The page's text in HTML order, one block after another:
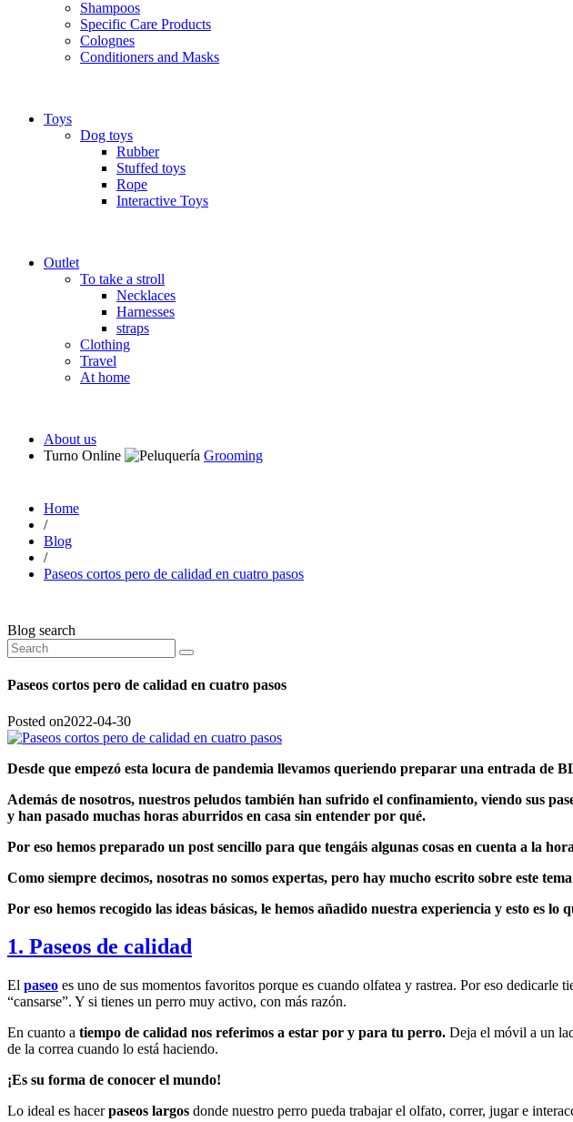
Shampoos
Specific Care Products
Colognes
Conditioners and Masks
Toys
Dog toys
Rubber
Stuffed toys
Rope
Interactive Toys
Outlet
To take a stroll
Necklaces
Harnesses
straps
Clothing
Travel
At home
About us
Turno Online
Grooming
Home
/
Blog
/
Paseos cortos pero de calidad en cuatro pasos
Blog search
Paseos cortos pero de calidad en cuatro pasos
Posted on2022-04-30
Desde que empezó esta locura de pandemia llevamos queriendo preparar una entrada
Además de nosotros, nuestros peludos también han sufrido el confinamiento, viendo sus
y han pasado muchas horas aburridos en casa sin entender por qué.
Por eso hemos preparado un post sencillo para que tengáis algunas cosas en cuenta a la
Como siempre decimos, nosotras no somos expertas, pero hay mucho escrito sobre este
Por eso hemos recogido las ideas básicas, le hemos añadido nuestra experiencia y esto es lo
1. Paseos de calidad
El paseo es uno de sus momentos favoritos porque es cuando olfatea y rastrea. Por eso
“cansarse”. Y si tienes un perro muy activo, con más razón.
En cuanto a tiempo de calidad nos referimos a estar por y para tu perro. Deja el móvil a un
de la correa cuando lo está haciendo.
¡Es su forma de conocer el mundo!
Lo ideal es hacerpaseos largos donde nuestro perro pueda trabajar el olfato, correr, jugar e